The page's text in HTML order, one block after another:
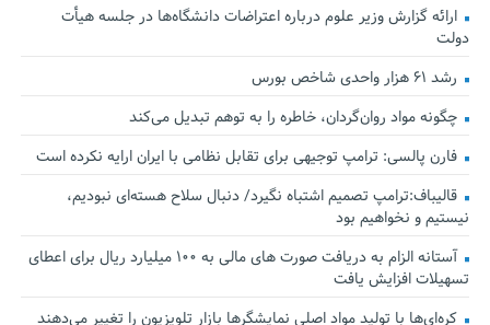
ارائه گزارش وزیر علوم درباره اعتراضات دانشگاه‌ها در جلسه هیأت
دولت
رشد ۶۱ هزار واحدی شاخص بورس
چگونه مواد روان‌گردان، خاطره را به توهم تبدیل می‌کند
فارن پالسی: ترامپ توجیهی برای تقابل نظامی با ایران ارایه نکرده است
قالیباف:ترامپ تصمیم اشتباه نگیرد/ دنبال سلاح هسته‌ای نبودیم،
نیستیم و نخواهیم بود
آستانه الزام به دریافت صورت های مالی به ۱۰۰ میلیارد ریال برای اعطای
تسهیلات افزایش یافت
کره‌ای‌ها با تولید مواد اصلی نمایشگرها بازار تلویزیون را تغییر می‌دهند